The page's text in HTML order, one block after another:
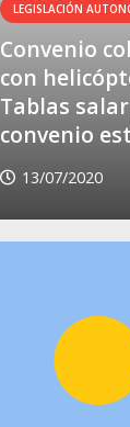
LEGISLACIÓN
Convenio
con
Tablas
convenio
13/07/2020